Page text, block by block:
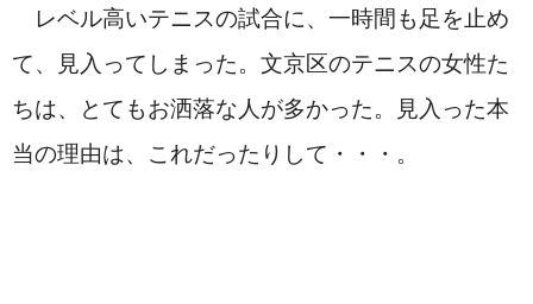
レベル高いテニスの試合に、一時間も足を止め
て、見入ってしまった。文京区のテニスの女性た
ちは、とてもお洒落な人が多かった。見入った本
当の理由は、これだったりして・・・。